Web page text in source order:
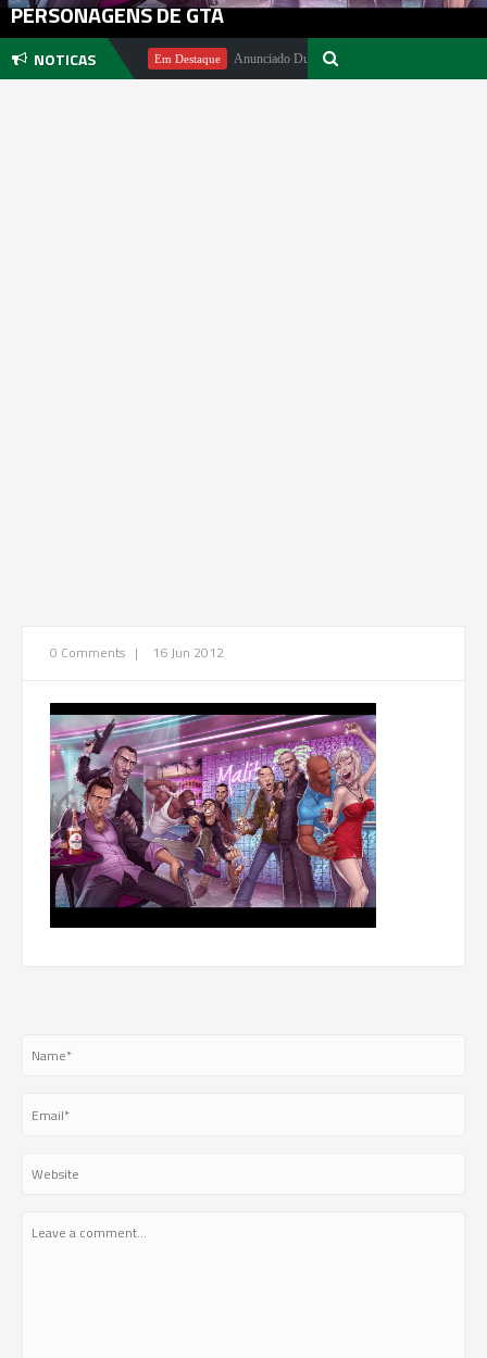
PERSONAGENS DE GTA
NOTICAS
Pachter Em Destaque Anunciado DualSense The Last of Us Limited
0 Comments | 16 Jun 2012